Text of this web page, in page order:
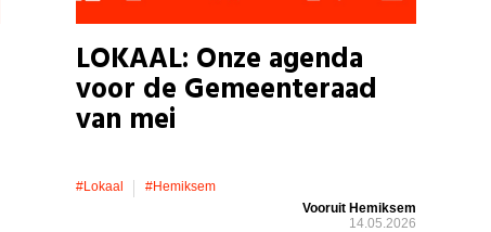
LOKAAL: Onze agenda
voor de Gemeenteraad
van mei
#lokaal
#hemiksem
Vooruit Hemiksem
14.05.2026